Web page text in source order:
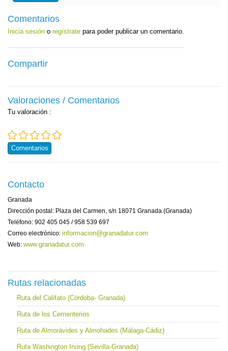
Comentarios
Inicia sesión o regístrate para poder publicar un comentario.
Compartir
Valoraciones / Comentarios
Tu valoración :
Comentarios
Contacto
Granada
Dirección postal: Plaza del Carmen, s/n 18071 Granada (Granada)
Teléfono: 902 405 045 / 958 539 697
Correo electrónico: informacion@granadatur.com
Web: www.granadatur.com
Rutas relacionadas
Ruta del Califato (Córdoba- Granada)
Ruta de los Cementerios
Ruta de Almorávides y Almohades (Málaga-Cádiz)
Ruta Washington Irving (Sevilla-Granada)